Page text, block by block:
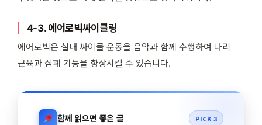
4-3. 에어로빅싸이클링
에어로빅은 실내 싸이클 운동을 음악과 함께 수행하여 다리
근육과 심폐 기능을 향상시킬 수 있습니다.
함께 읽으면 좋은 글 PICK 3